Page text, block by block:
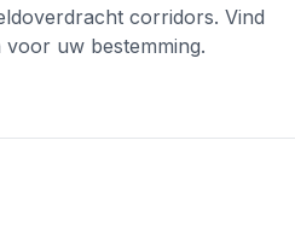
corridors. Vind
voor uw bestemming.